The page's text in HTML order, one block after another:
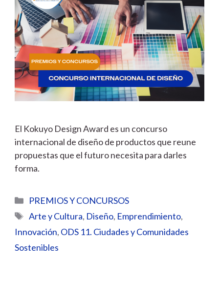
El Kokuyo Design Award es un concurso
internacional de diseño de productos que reune
propuestas que el futuro necesita para darles
forma.
Categorías
PREMIOS Y CONCURSOS
Etiquetas
Arte y Cultura, Diseño, Emprendimiento,
Innovación, ODS 11. Ciudades y Comunidades
Sostenibles